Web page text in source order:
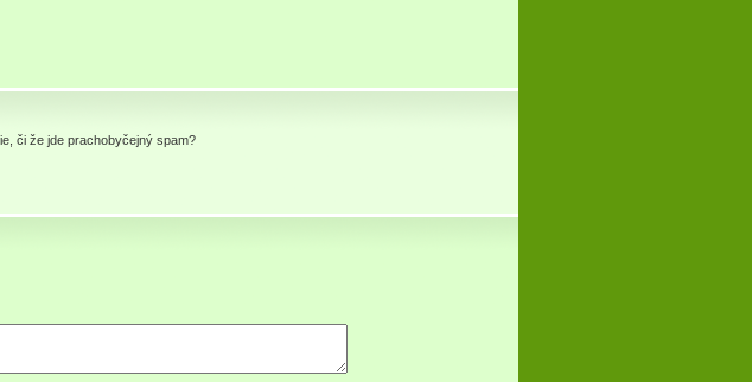
či že jde prachobyčejný spam?